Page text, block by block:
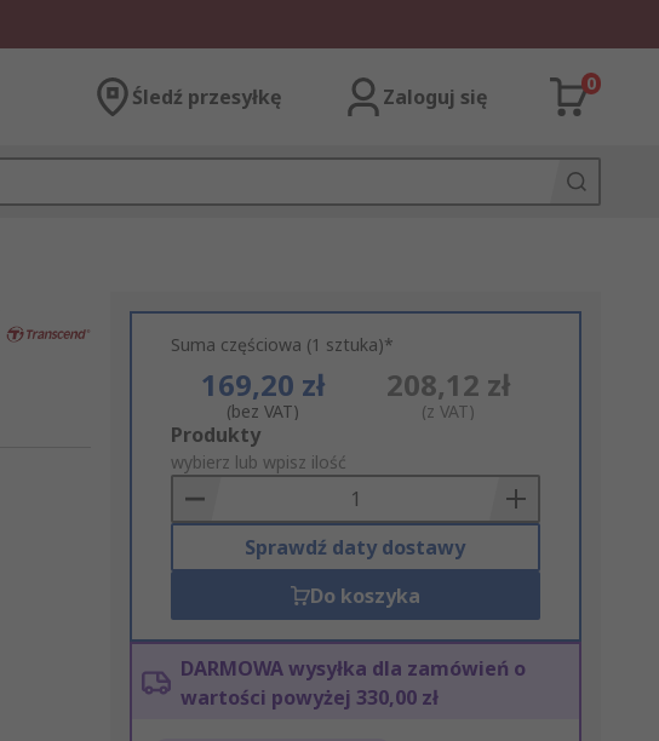
Śledź przesyłkę Zaloguj się
0
Suma częściowa (1 sztuka)*
169,20 zł
(bez VAT)
208,12 zł
(z VAT)
Add
to
Basket
Produkty
wybierz lub wpisz ilość
Sprawdź daty dostawy
Do koszyka
DARMOWA wysyłka dla zamówień o
wartości powyżej 330,00 zł